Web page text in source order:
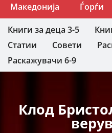
Македонија Ѓорѓи
Книги за деца 3-5
Статии
Совети
Раскажувачи 6-9
Клод